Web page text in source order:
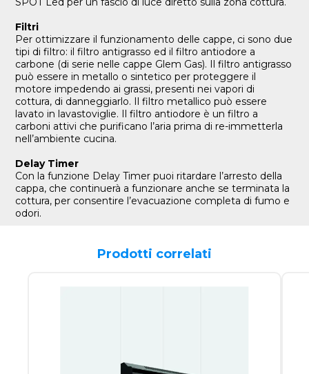
Filtri
Per ottimizzare il funzionamento delle cappe, ci sono due
tipi di filtro: il filtro antigrasso ed il filtro antiodore a
carbone (di serie nelle cappe Glem Gas). Il filtro antigrasso
può essere in metallo o sintetico per proteggere il
motore impedendo ai grassi, presenti nei vapori di
cottura, di danneggiarlo. Il filtro metallico può essere
lavato in lavastoviglie. Il filtro antiodore è un filtro a
carboni attivi che purificano l’aria prima di re-immetterla
nell’ambiente cucina.
Delay Timer
Con la funzione Delay Timer puoi ritardare l’arresto della
cappa, che continuerà a funzionare anche se terminata la
cottura, per consentire l’evacuazione completa di fumo e
odori.
Prodotti correlati